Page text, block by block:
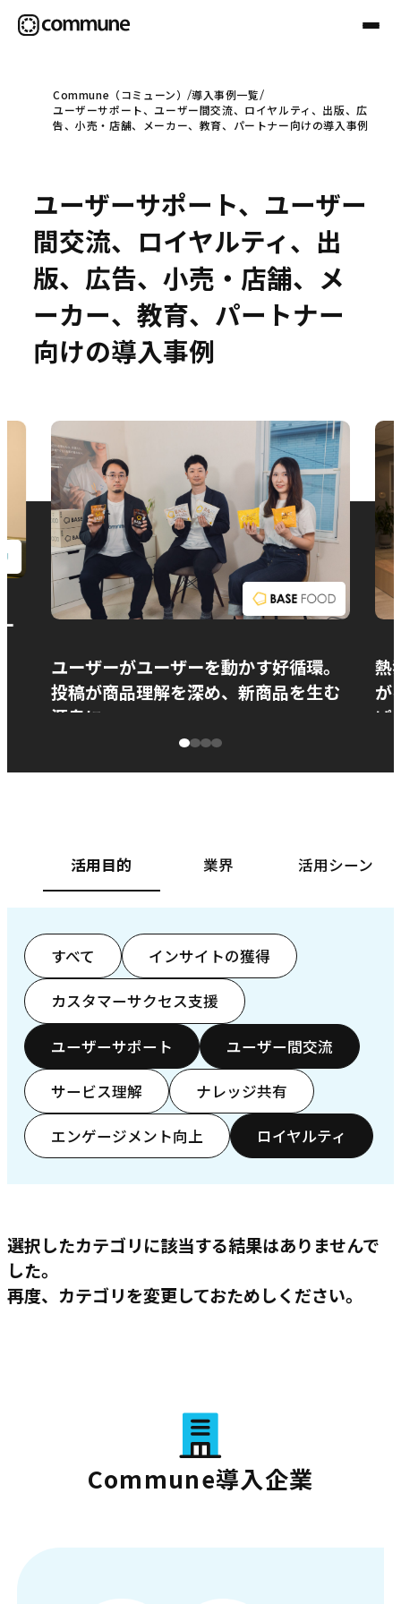
Communeについて
事例
セミナー
お問い合わせ
Commune（コミューン）
導入事例一覧
ユーザーサポート、ユーザー間交流、ロイヤルティ、出版、広
告、小売・店舗、メーカー、教育、パートナー向けの導入事例
ユーザーサポート、ユーザー
間交流、ロイヤルティ、出
版、広告、小売・店舗、メ
ーカー、教育、パートナー
向けの導入事例
ユーザーがユーザーを動かす好循環。
投稿が商品理解を深め、新商品を生む
源泉に
熱
が
ぱ
活用目的 業界 活用シーン
すべて インサイトの獲得
カスタマーサクセス支援
ユーザーサポート ユーザー間交流
サービス理解 ナレッジ共有
エンゲージメント向上 ロイヤルティ
選択したカテゴリに該当する結果はありませんで
した。
再度、カテゴリを変更しておためしください。
Commune導入企業